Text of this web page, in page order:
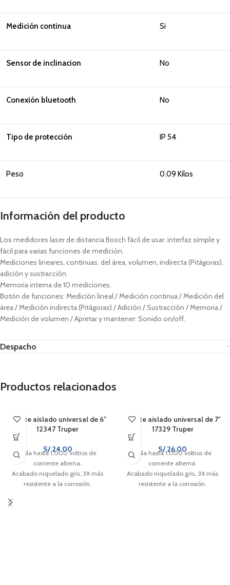
Medición continua Si
Sensor de inclinacion No
Conexión bluetooth No
Tipo de protección IP 54
Peso 0.09 Kilos
Información del producto
Los medidores laser de distancia Bosch fácil de usar: interfaz simple y
fácil para varias funciones de medición.
Mediciones lineares, continuas, del área, volumen, indirecta (Pitágoras),
adición y sustracción.
Memoria interna de 10 mediciones.
Botón de funciones: Medición lineal / Medición continua / Medición del
área / Medición indirecta (Pitágoras) / Adición / Sustracción / Memoria /
Medición de volumen / Apretar y mantener: Sonido on/off.
Despacho
Productos relacionados
Alicate aislado universal de 6″
12347 Truper
S/24.00
Aísla hasta 1,000 voltios de
corriente alterna.
Acabado niquelado gris, 3X más
resistente a la corrosión.
Alicate aislado universal de 7″
17329 Truper
S/26.00
Aísla hasta 1,000 voltios de
corriente alterna.
Acabado niquelado gris, 3X más
resistente a la corrosión.